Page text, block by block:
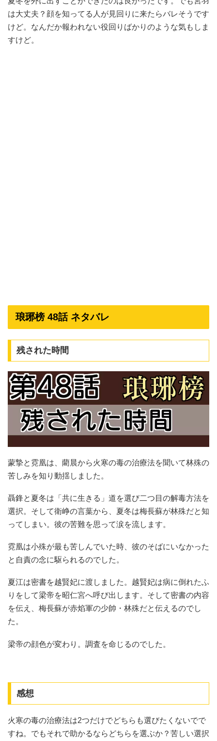
は大丈夫？顔を知ってる人が見回りに来たらバレそうです
けど。なんだか報われない役回りばかりのような気もしま
すけど。
琅琊榜 48話 ネタバレ
残された時間
蒙摯と霓凰は、藺晨から火寒の毒の治療法を聞いて林殊の
苦しみを知り動揺しました。
聶鋒と夏冬は「共に生きる」道を選び二つ目の解毒方法を
選択。そして衛峥の言葉から、夏冬は梅長蘇が林殊だと知
ってしまい。彼の苦難を思って涙を流します。
霓凰は小殊が最も苦しんでいた時、彼のそばにいなかった
と自責の念に駆られるのでした。
夏江は密書を越賢妃に渡しました。越賢妃は病に倒れたふ
りをして梁帝を昭仁宮へ呼び出します。そして密書の内容
を伝え、梅長蘇が赤焰軍の少帥・林殊だと伝えるのでし
た。
梁帝の顔色が変わり。調査を命じるのでした。
感想
火寒の毒の治療法は2つだけでどちらも選びたくないでで
すね。でもそれで助かるならどちらを選ぶか？苦しい選択